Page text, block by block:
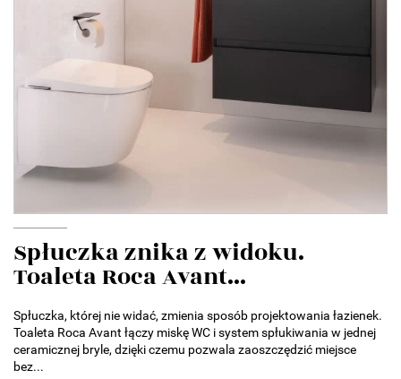
Spłuczka znika z widoku.
Toaleta Roca Avant...
Spłuczka, której nie widać, zmienia sposób projektowania łazienek.
Toaleta Roca Avant łączy miskę WC i system spłukiwania w jednej
ceramicznej bryle, dzięki czemu pozwala zaoszczędzić miejsce
bez...